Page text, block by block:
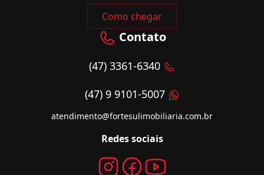
Como chegar
Contato
(47) 3361-6340
(47) 9 9101-5007
atendimento@fortesulimobiliaria.com.br
Redes sociais